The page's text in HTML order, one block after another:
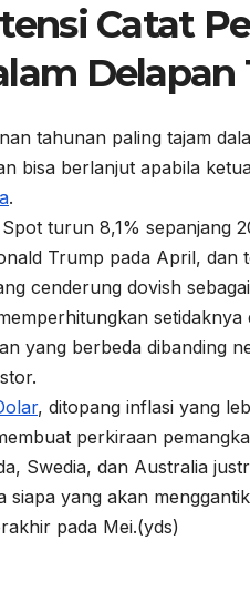
Catat
Delapan
tahunan paling tajam
bisa berlanjut apabila
.
turun 8,1% sepanjang
Trump pada April,
cenderung dovish
setidaknya
yang berbeda dibanding
, ditopang inflasi yang
perkiraan
Swedia, dan Australia
siapa yang akan
pada Mei.(yds)